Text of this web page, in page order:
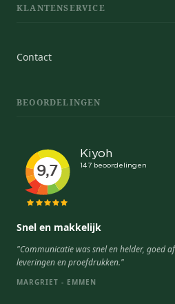
KLANTENSERVICE
Contact
BEOORDELINGEN
Snel en makkelijk
"Communicatie was snel en helder, goed
leveringen en proefdrukken."
MARGRIET - EMMEN